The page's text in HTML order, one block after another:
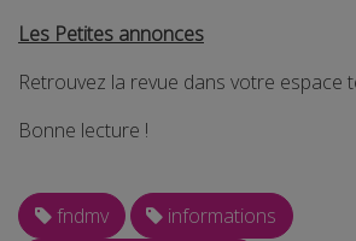
Les Petites annonces
Retrouvez la revue dans votre espace
Bonne lecture !
fndmv informations